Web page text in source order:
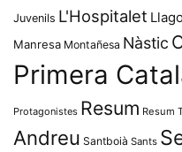
Juvenils L'Hospitalet
Manresa Montañesa Nàstic
Primera
Protagonistes Resum Resum
Andreu Santboià Sants